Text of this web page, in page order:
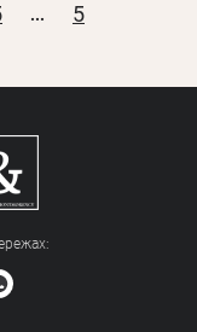
... 5